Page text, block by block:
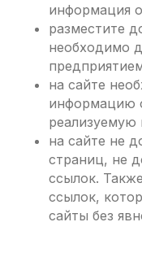
информация
разместите
необходимо
на сайте
информацию
реализуемую
на сайте не
страниц, не
ссылок.
ссылок,
сайты без